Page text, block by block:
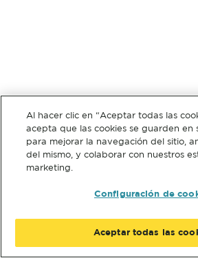
Al hacer clic en “Aceptar todas las
acepta que las cookies se guarden en
para mejorar la navegación del sitio,
del mismo, y colaborar con nuestros
marketing.
Configuración de
Aceptar todas las